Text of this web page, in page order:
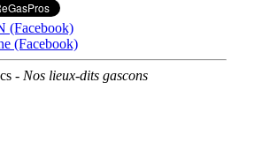
(Facebook)
(Facebook)
- Nos lieux-dits gascons